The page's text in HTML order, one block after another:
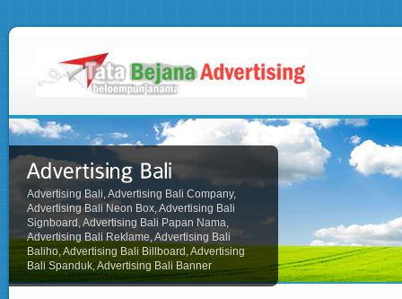
Advertising Bali, Advertising Bali Company,
Advertising Bali Neon Box, Advertising Bali
Signboard, Advertising Bali Papan Nama,
Advertising Bali Reklame, Advertising Bali
Baliho, Advertising Bali Billboard, Advertising
Bali Spanduk, Advertising Bali Banner